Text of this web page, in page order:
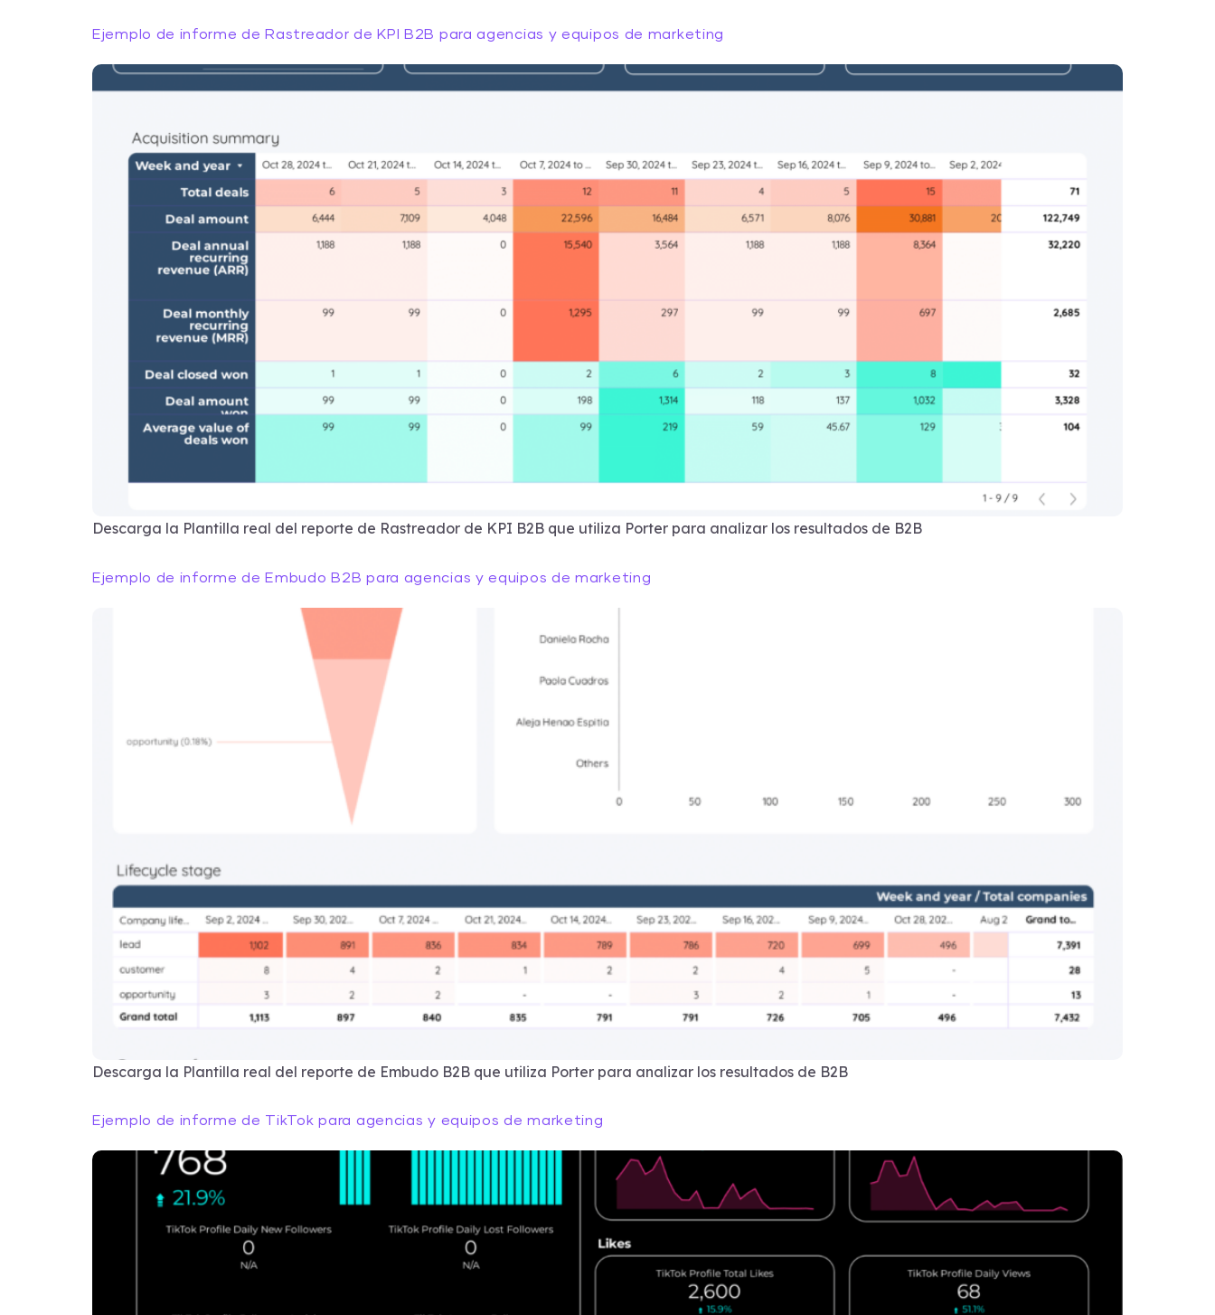
Ejemplo de informe de Rastreador de KPI B2B para agencias y equipos de marketing
Descarga la Plantilla real del reporte de Rastreador de KPI B2B que utiliza Porter para analizar los resultados de B2B
Ejemplo de informe de Embudo B2B para agencias y equipos de marketing
Descarga la Plantilla real del reporte de Embudo B2B que utiliza Porter para analizar los resultados de B2B
Ejemplo de informe de TikTok para agencias y equipos de marketing